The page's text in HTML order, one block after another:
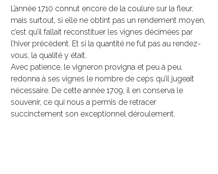
L’année 1710 connut encore de la coulure sur la fleur,
mais surtout, si elle ne obtint pas un rendement moyen,
c’est qu’il fallait reconstituer les vignes décimées par
l’hiver précèdent. Et si la quantité ne fut pas au rendez-
vous, la qualité y était.
Avec patience, le vigneron provigna et peu à peu,
redonna à ses vignes le nombre de ceps qu’il jugeait
nécessaire. De cette année 1709, il en conserva le
souvenir, ce qui nous a permis de retracer
succinctement son exceptionnel déroulement.